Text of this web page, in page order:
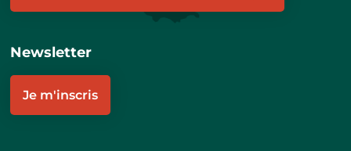
Newsletter
Je m'inscris